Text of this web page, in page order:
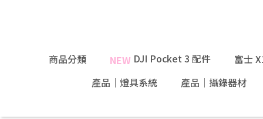
商品分類 NEW DJI Pocket 3 配件
富士
產品｜燈具系統
產品｜攝錄器材